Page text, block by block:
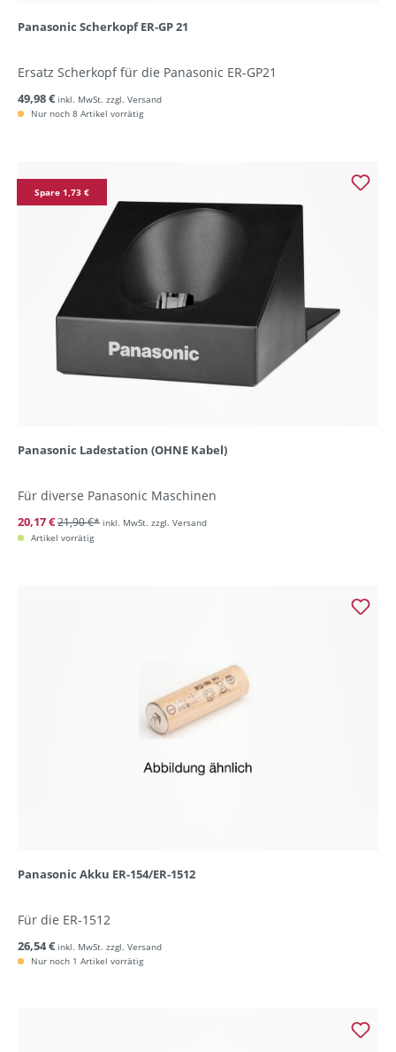
Panasonic Scherkopf ER-GP 21
Ersatz Scherkopf für die Panasonic ER-GP21
49,98 € inkl. MwSt. zzgl. Versand
Nur noch 8 Artikel vorrätig
Spare 1,73 €
Panasonic Ladestation (OHNE Kabel)
Für diverse Panasonic Maschinen
20,17 €21,90 €* inkl. MwSt. zzgl. Versand
Artikel vorrätig
Panasonic Akku ER-154/ER-1512
Für die ER-1512
26,54 € inkl. MwSt. zzgl. Versand
Nur noch 1 Artikel vorrätig